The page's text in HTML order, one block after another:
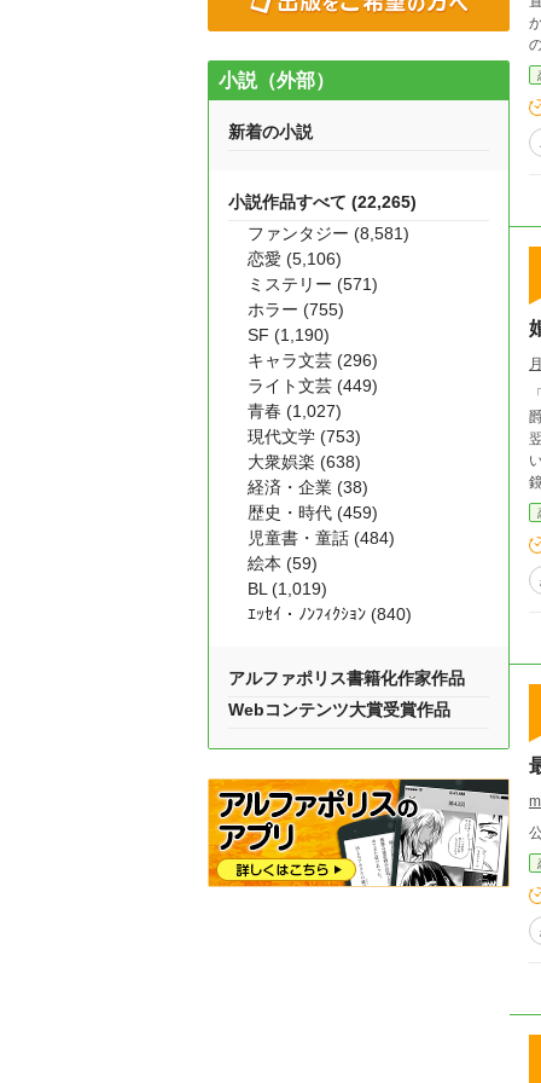
いる。 ところが出航前
鏡台、
婚
邪
は
小説（外部）
新着の小説
小説作品すべて (22,265)
ファンタジー (8,581)
恋愛 (5,106)
ミステリー (571)
ホラー (755)
SF (1,190)
キャラ文芸 (296)
ライト文芸 (449)
青春 (1,027)
現代文学 (753)
大衆娯楽 (638)
経済・企業 (38)
歴史・時代 (459)
児童書・童話 (484)
絵本 (59)
BL (1,019)
ｴｯｾｲ・ﾉﾝﾌｨｸｼｮﾝ (840)
アルファポリス書籍化作家作品
Webコンテンツ大賞受賞作品